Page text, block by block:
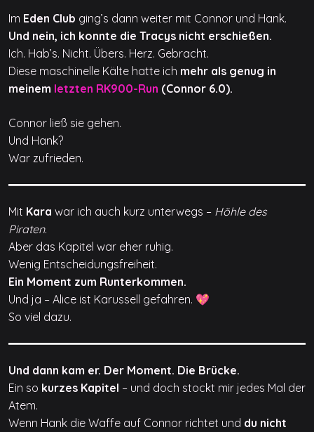
Im Eden Club ging’s dann weiter mit Connor und Hank.
Und nein, ich konnte die Tracys nicht erschießen.
Ich. Hab’s. Nicht. Übers. Herz. Gebracht.
Diese maschinelle Kälte hatte ich mehr als genug in
meinem letzten RK900-Run (Connor 6.0).
Connor ließ sie gehen.
Und Hank?
War zufrieden.
Mit Kara war ich auch kurz unterwegs – Höhle des
Piraten.
Aber das Kapitel war eher ruhig.
Wenig Entscheidungsfreiheit.
Ein Moment zum Runterkommen.
Und ja – Alice ist Karussell gefahren. 💖
So viel dazu.
Und dann kam er. Der Moment. Die Brücke.
Ein so kurzes Kapitel – und doch stockt mir jedes Mal der
Atem.
Wenn Hank die Waffe auf Connor richtet und du nicht